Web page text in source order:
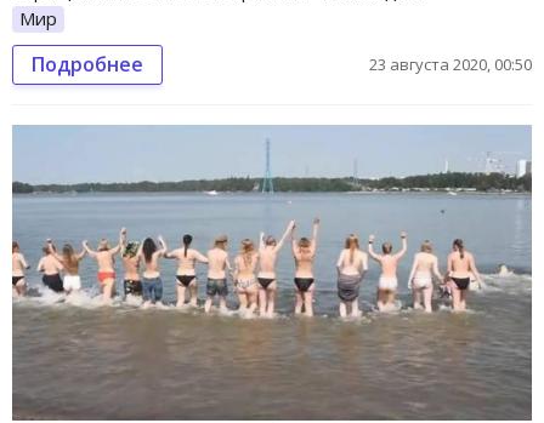
Мир
Подробнее 23 августа 2020, 00:50